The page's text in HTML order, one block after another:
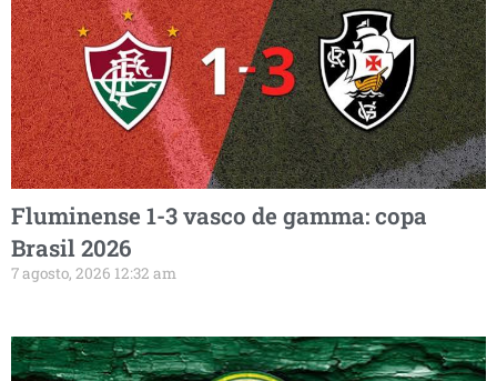
Fluminense 1-3 vasco de gamma: copa
Brasil 2026
7 agosto, 2026 12:32 am